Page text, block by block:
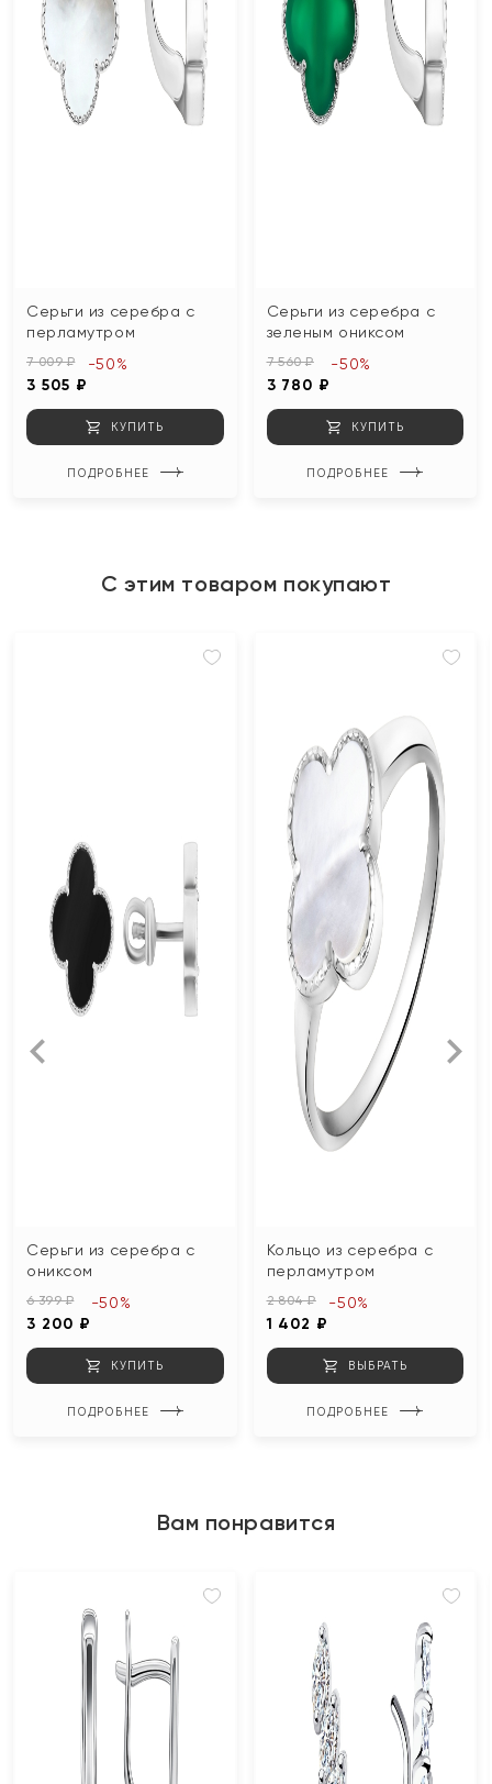
Серьги из серебра с
перламутром
7 009 ₽
3 505 ₽
-50%
КУПИТЬ
ПОДРОБНЕЕ
Серьги из серебра с
зеленым ониксом
7 560 ₽
3 780 ₽
-50%
КУПИТЬ
ПОДРОБНЕЕ
С этим товаром покупают
Серьги из серебра с
ониксом
6 399 ₽
3 200 ₽
-50%
КУПИТЬ
ПОДРОБНЕЕ
Кольцо из серебра с
перламутром
2 804 ₽
1 402 ₽
-50%
ВЫБРАТЬ
ПОДРОБНЕЕ
Вам понравится